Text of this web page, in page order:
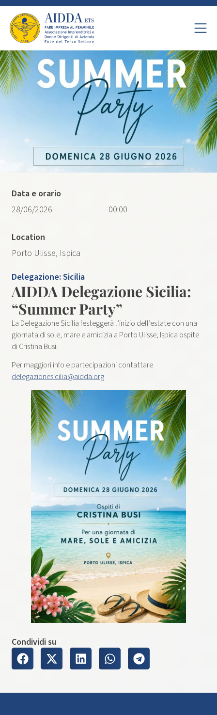
Delegazione:Sicilia
AIDDA Delegazione Sicilia:
“Summer Party”
La Delegazione Sicilia festeggerà l’inizio dell’estate con una
giornata di sole, mare e amicizia a Porto Ulisse, Ispica ospite
di Cristina Busi.
Per maggiori info e partecipazioni contattare
delegazionesicilia@aidda.org
Condividi su
Data e orario
28/06/2026
00:00
Location
Porto Ulisse, Ispica